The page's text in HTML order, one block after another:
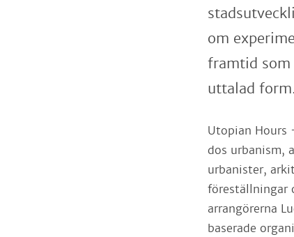
om
framtid
uttalad form.
Utopian Hours
dos urbanism,
urbanister,
föreställningar
arrangörerna
baserade